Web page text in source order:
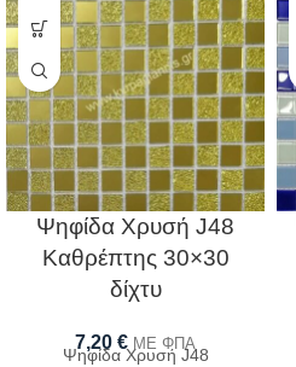
Ψηφίδα Χρυσή J48
Καθρέπτης 30×30
δίχτυ
7,20 € ΜΕ ΦΠΑ
Ψηφίδα Χρυσή J48